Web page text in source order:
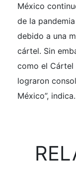
México
de la
debido a una
cártel. Sin
como el Cártel
lograron
México”, indica.